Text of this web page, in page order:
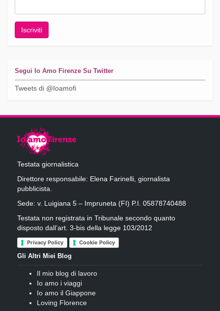
Segui Io Amo Firenze Su Twitter
Tweets di @Ioamofi
Testata giornalistica
Direttore responsabile: Elena Farinelli, giornalista
pubblicista.
Sede: v. Luigiana 5 – Impruneta (FI) P.I. 05878740488
Testata non registrata in Tribunale secondo quanto
disposto dall’art. 3-bis della legge 103/2012
Privacy Policy Cookie Policy
Gli Altri Miei Blog
Il mio blog di lavoro
Io amo i viaggi
Io amo il Giappone
Loving Florence